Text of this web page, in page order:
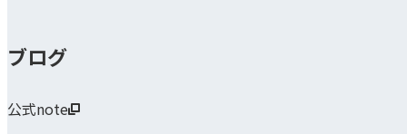
ブログ
公式note